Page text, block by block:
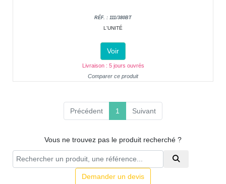
RÉF. : 111/380BT
L'UNITÉ
Voir
Livraison : 5 jours ouvrés
Comparer ce produit
Précédent 1 (current)
Suivant
Vous ne trouvez pas le produit recherché ?
Demander un devis